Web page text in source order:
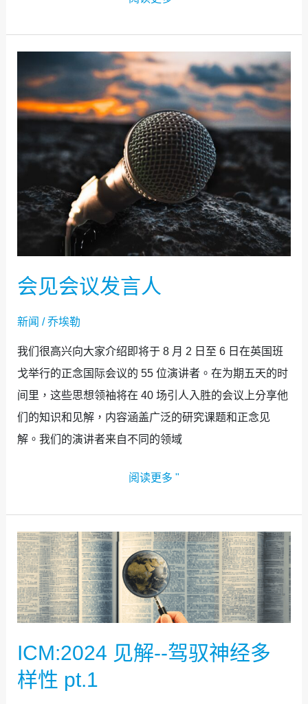
会见会议发言人
新闻 /乔埃勒
我们很高兴向大家介绍即将于 8 月 2 日至 6 日在英国班
戈举行的正念国际会议的 55 位演讲者。在为期五天的时
间里，这些思想领袖将在 40 场引人入胜的会议上分享他
们的知识和见解，内容涵盖广泛的研究课题和正念见
解。我们的演讲者来自不同的领域
会
见
会
议
发
言
人
阅读更多 "
ICM:2024 见解--驾驭神经多
样性 pt.1
ICM:2024
见
解-
-
驭